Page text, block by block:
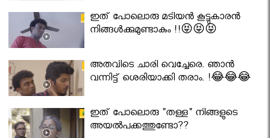
ഇത് പോലൊരു മടിയൻ കൂട്ടുകാരൻ
നിങ്ങൾക്കുമുണ്ടാകും !!😝😝😝
അതവിടെ ചാരി വെച്ചേരെ. ഞാൻ
വന്നിട്ട് ശെരിയാക്കി തരാം. !😂😂😂
ഇത് പോലൊരു "തള്ള" നിങ്ങളുടെ
അയല്‍പക്കത്തുണ്ടോ??